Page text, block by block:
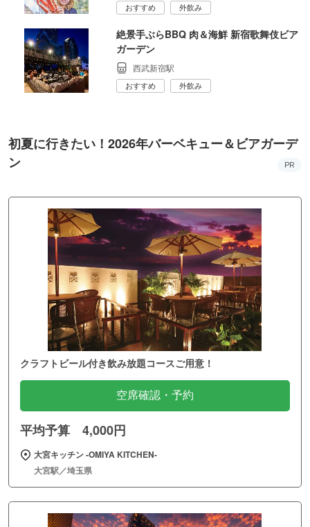
おすすめ 外飲み
絶景手ぶらBBQ 肉＆海鮮 新宿歌舞伎ビア
ガーデン
西武新宿駅
おすすめ 外飲み
初夏に行きたい！2026年バーベキュー＆ビアガーデ
ン
PR
クラフトビール付き飲み放題コースご用意！
空席確認・予約
平均予算 4,000円
大宮キッチン ‐OMIYA KITCHEN‐
大宮駅／埼玉県